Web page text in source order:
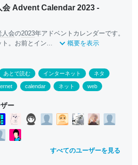
会 Advent Calendar 2023 -
人会の2023年アドベントカレンダーです。
。お前とイン...
概要を表示
あとで読む インターネット ネタ
calendar ネット web
ー
すべてのユーザーを見る